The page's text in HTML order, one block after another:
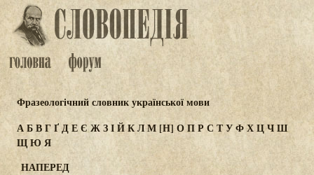
Фразеологічний словник української мови
АБВГҐДЕЄ ЖЗІЙКЛМ [Н] ОПР С ТУФХЦЧШ
ЩЮ Я
НАПЕРЕД